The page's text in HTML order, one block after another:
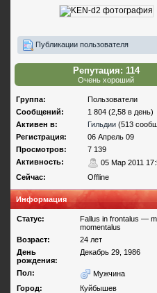
Публикации пользователя
Репутация: 114
Очень хороший
Группа:
Пользователи
Сообщений:
1 804 (2,58 в день)
Активен в:
Гильдии(513
Регистрация:
06 Апрель 09
Просмотров:
7 139
Активность:
05 Мар 2011
Сейчас:
Offline
Информация
Статус:
Fallus in frontalus —
momentalus
Возраст:
24 лет
День
рождения:
Декабрь 29, 1986
Пол:
Мужчина
Город:
Куйбышев